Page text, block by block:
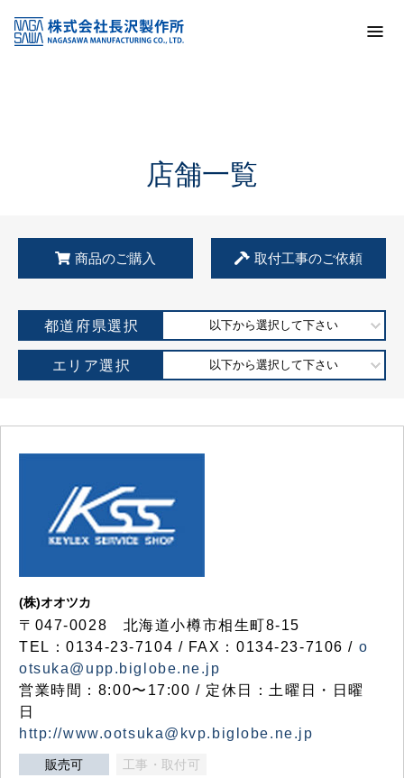
KSS加盟店・取扱店情報
店舗一覧
店舗一覧
商品のご購入 取付工事のご依頼
都道府県選択 以下から選択して下さい
エリア選択 以下から選択して下さい
(株)オオツカ
〒047-0028 北海道小樽市相生町8-15
TEL：0134-23-7104 / FAX：0134-23-7106 / o
otsuka@upp.biglobe.ne.jp
営業時間：8:00〜17:00 / 定休日：土曜日・日曜
日
http://www.ootsuka@kvp.biglobe.ne.jp
販売可 工事・取付可